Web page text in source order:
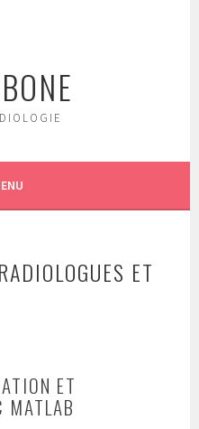
ET
ET
MATLAB